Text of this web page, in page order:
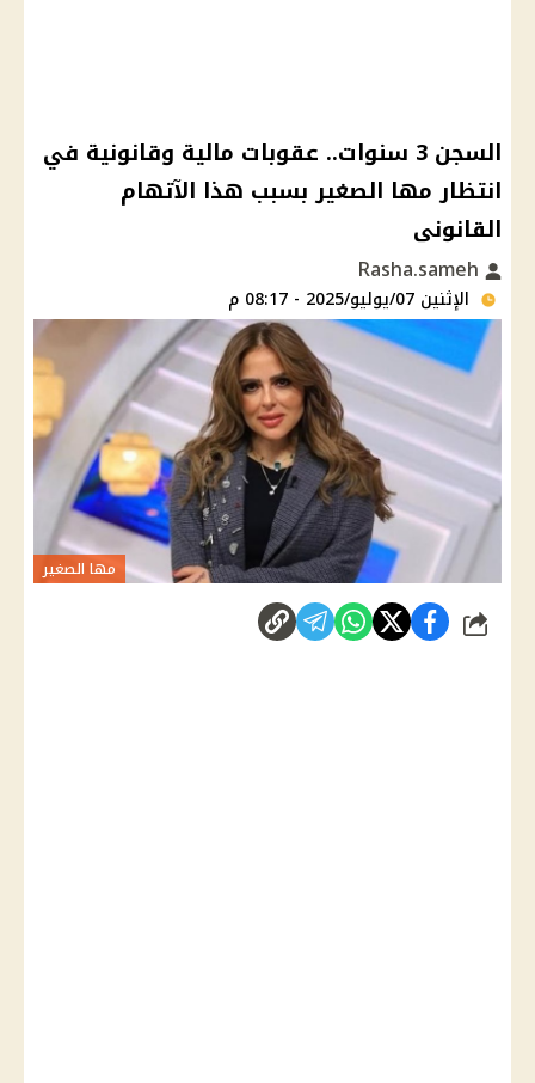
السجن 3 سنوات.. عقوبات مالية وقانونية في
انتظار مها الصغير بسبب هذا الآتهام
القانونى
الإثنين 07/يوليو/2025 - 08:17 م
مها الصغير
شارك